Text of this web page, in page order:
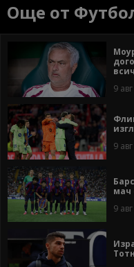
Още от
9
9
мач
9